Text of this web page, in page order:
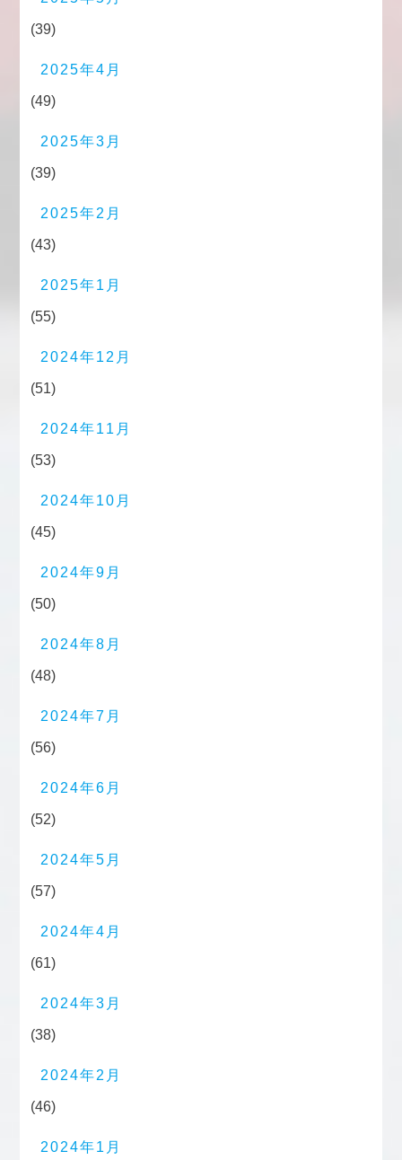
(39)
2025年4月
(49)
2025年3月
(39)
2025年2月
(43)
2025年1月
(55)
2024年12月
(51)
2024年11月
(53)
2024年10月
(45)
2024年9月
(50)
2024年8月
(48)
2024年7月
(56)
2024年6月
(52)
2024年5月
(57)
2024年4月
(61)
2024年3月
(38)
2024年2月
(46)
2024年1月